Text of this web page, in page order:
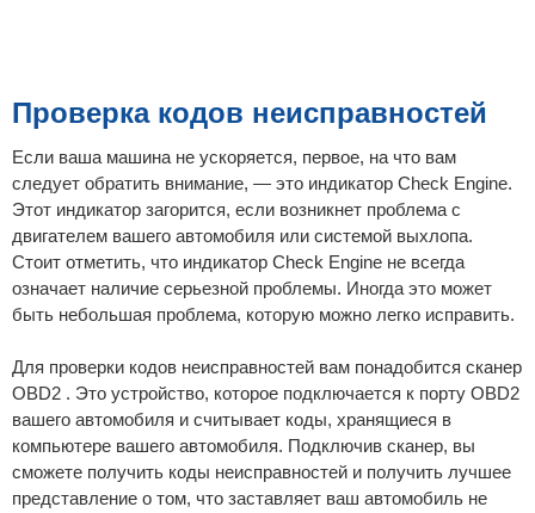
Проверка кодов неисправностей
Если ваша машина не ускоряется, первое, на что вам
следует обратить внимание, — это индикатор Check Engine.
Этот индикатор загорится, если возникнет проблема с
двигателем вашего автомобиля или системой выхлопа.
Стоит отметить, что индикатор Check Engine не всегда
означает наличие серьезной проблемы. Иногда это может
быть небольшая проблема, которую можно легко исправить.
Для проверки кодов неисправностей вам понадобится сканер
OBD2 . Это устройство, которое подключается к порту OBD2
вашего автомобиля и считывает коды, хранящиеся в
компьютере вашего автомобиля. Подключив сканер, вы
сможете получить коды неисправностей и получить лучшее
представление о том, что заставляет ваш автомобиль не